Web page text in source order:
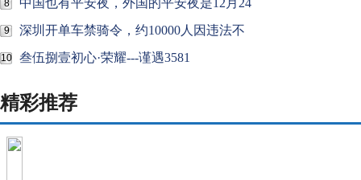
8 中国也有平安夜，外国的平安夜是12月24
9 深圳开单车禁骑令，约10000人因违法不
10 叁伍捌壹初心·荣耀---谨遇3581
精彩推荐